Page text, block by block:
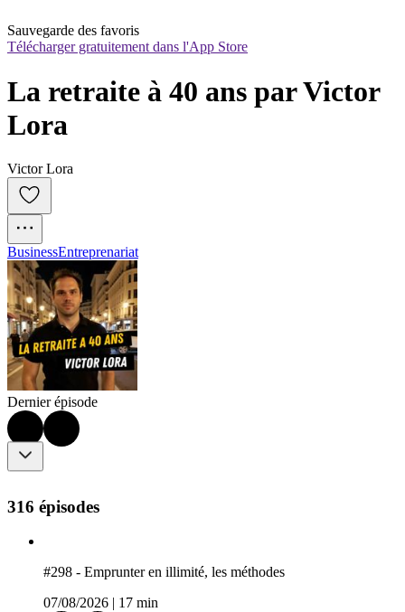
Sauvegarde des favoris
Télécharger gratuitement dans l'App Store
La retraite à 40 ans par Victor
Lora
Victor Lora
BusinessEntreprenariat
Dernier épisode
316 épisodes
#298 - Emprunter en illimité, les méthodes
07/08/2026
17 min